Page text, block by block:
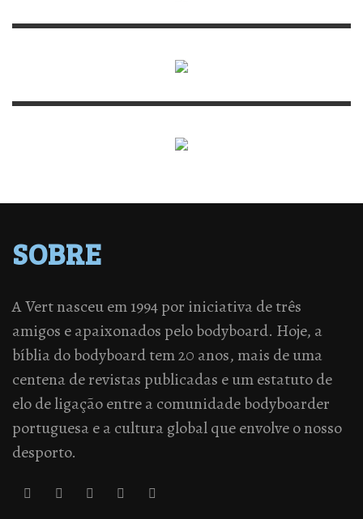
SOBRE
A Vert nasceu em 1994 por iniciativa de três
amigos e apaixonados pelo bodyboard. Hoje, a
bíblia do bodyboard tem 20 anos, mais de uma
centena de revistas publicadas e um estatuto de
elo de ligação entre a comunidade bodyboarder
portuguesa e a cultura global que envolve o nosso
desporto.